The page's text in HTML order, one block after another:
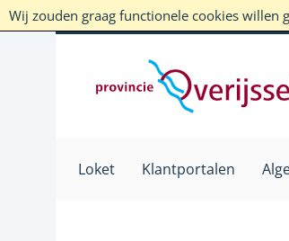
Wij zouden graag functionele cookies willen
Loket Klantportalen